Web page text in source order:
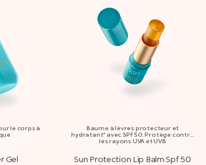
le corps à
Gel
Baume à lèvres protecteur et
hydratant* avec SPF 50. Protège contre
les rayons UVA et UVB
Sun Protection Lip Balm Spf 50